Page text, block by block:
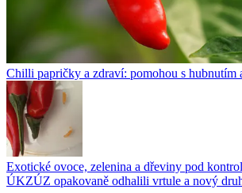
Chilli papričky a zdraví: pomohou s hubnutím
Exotické ovoce, zelenina a dřeviny pod
ÚKZÚZ opakovaně odhalili vrtule a nový